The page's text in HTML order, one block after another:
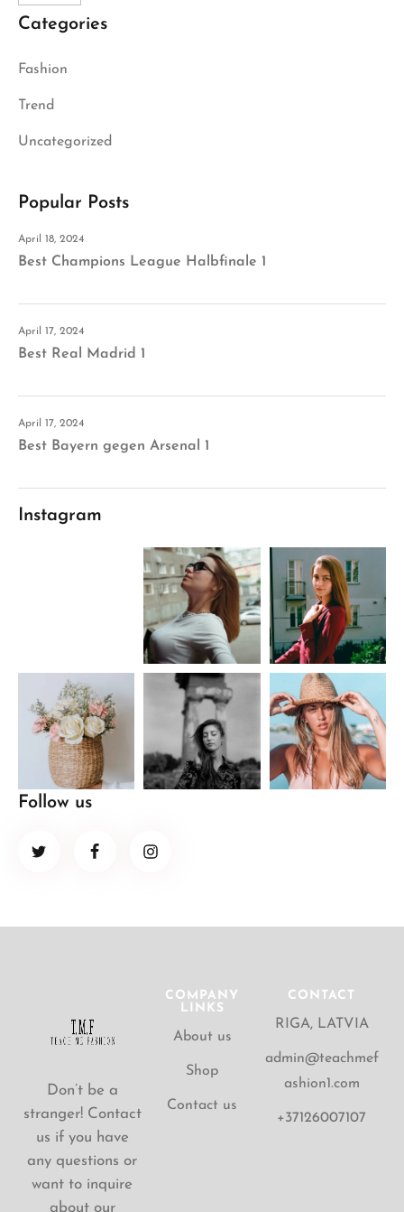
Categories
Fashion
Trend
Uncategorized
Popular Posts
April 18, 2024
Best Champions League Halbfinale 1
April 17, 2024
Best Real Madrid 1
April 17, 2024
Best Bayern gegen Arsenal 1
Instagram
Follow us
Don’t be a
stranger! Contact
us if you have
any questions or
want to inquire
about our
COMPANY
LINKS
About us
Shop
Contact us
CONTACT
RIGA, LATVIA
admin@teachmef
ashion1.com
+37126007107